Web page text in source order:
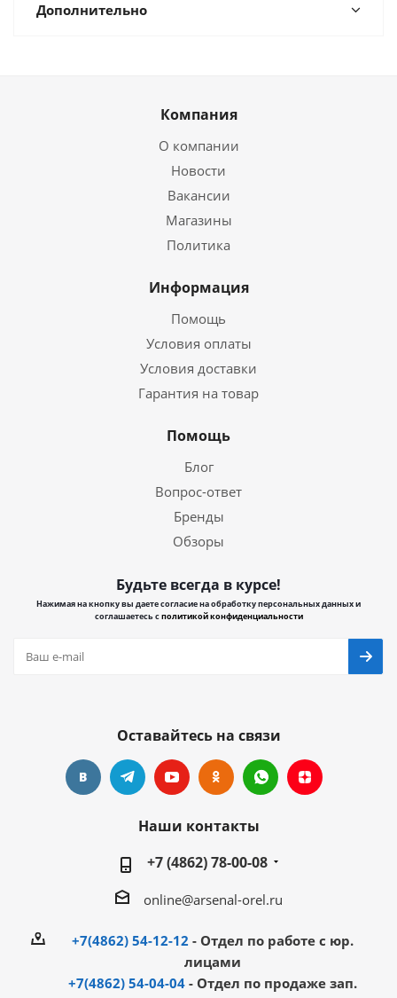
Дополнительно
Компания
О компании
Новости
Вакансии
Магазины
Политика
Информация
Помощь
Условия оплаты
Условия доставки
Гарантия на товар
Помощь
Блог
Вопрос-ответ
Бренды
Обзоры
Будьте всегда в курсе!
Нажимая на кнопку вы даете согласие на обработку персональных данных и
соглашаетесь сполитикой конфиденциальности
Оставайтесь на связи
Наши контакты
+7 (4862) 78-00-08
online@arsenal-orel.ru
+7(4862) 54-12-12 - Отдел по работе с юр.
лицами
+7(4862) 54-04-04 - Отдел по продаже зап.